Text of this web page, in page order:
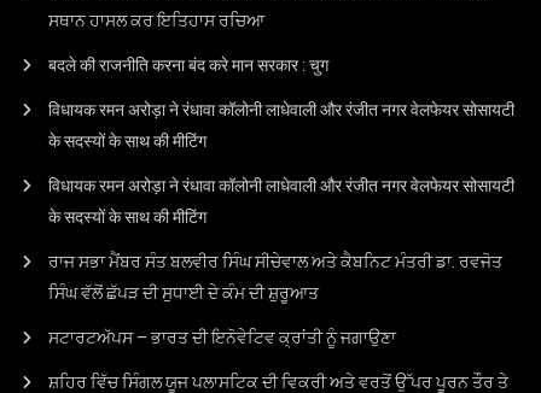
ਸਥਾਨ ਹਾਸਲ ਕਰ ਇਤਿਹਾਸ ਰਚਿਆ
बदले की राजनीति करना बंद करे मान सरकार : चुग
विधायक रमन अरोड़ा ने रंधावा कॉलोनी लाधेवाली और रंजीत नगर वेलफेयर सोसायटी
के सदस्यों के साथ की मीटिंग
विधायक रमन अरोड़ा ने रंधावा कॉलोनी लाधेवाली और रंजीत नगर वेलफेयर सोसायटी
के सदस्यों के साथ की मीटिंग
ਰਾਜ ਸਭਾ ਮੈਂਬਰ ਸੰਤ ਬਲਵੀਰ ਸਿੰਘ ਸੀਚੇਵਾਲ ਅਤੇ ਕੈਬਨਿਟ ਮੰਤਰੀ ਡਾ. ਰਵਜੋਤ
ਸਿੰਘ ਵੱਲੋਂ ਛੱਪੜ ਦੀ ਸੁਧਾਈ ਦੇ ਕੰਮ ਦੀ ਸ਼ੁਰੂਆਤ
ਸਟਾਰਟਅੱਪਸ – ਭਾਰਤ ਦੀ ਇਨੋਵੇਟਿਵ ਕ੍ਰਾਂਤੀ ਨੂੰ ਜਗਾਉਣਾ
ਸ਼ਹਿਰ ਵਿੱਚ ਸਿੰਗਲ ਯੂਜ ਪਲਾਸਟਿਕ ਦੀ ਵਿਕਰੀ ਅਤੇ ਵਰਤੋਂ ਉੱਪਰ ਪੂਰਨ ਤੌਰ ਤੇ